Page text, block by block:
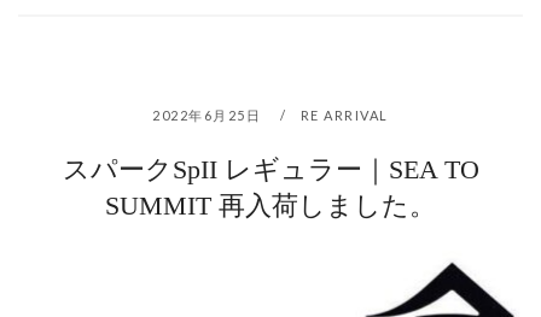
2022年6月25日 RE ARRIVAL
スパークSpII レギュラー｜SEA TO
SUMMIT 再入荷しました。